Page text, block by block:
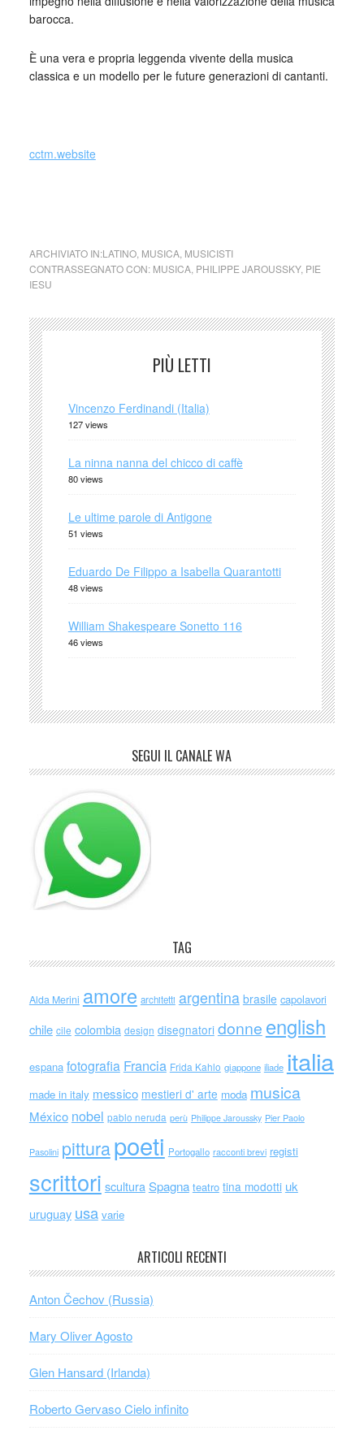
barocca.
È una vera e propria leggenda vivente della musica
classica e un modello per le future generazioni di cantanti.
cctm.website
ARCHIVIATO IN:LATINO, MUSICA, MUSICISTI
CONTRASSEGNATO CON: MUSICA, PHILIPPE JAROUSSKY, PIE
IESU
PIÙ LETTI
Vincenzo Ferdinandi (Italia)
127 views
La ninna nanna del chicco di caffè
80 views
Le ultime parole di Antigone
51 views
Eduardo De Filippo a Isabella Quarantotti
48 views
William Shakespeare Sonetto 116
46 views
SEGUI IL CANALE WA
TAG
Alda Merini amore architetti argentina brasile capolavori
chile cile colombia design disegnatori donne english
espana fotografia Francia Frida Kahlo giappone iliade italia
made in italy messico mestieri d' arte moda musica
México nobel pablo neruda perù Philippe Jaroussky Pier Paolo
Pasolini pitturapoeti Portogallo racconti brevi registi
scrittori scultura Spagna teatro tina modotti uk
uruguay usa varie
ARTICOLI RECENTI
Anton Čechov (Russia)
Mary Oliver Agosto
Glen Hansard (Irlanda)
Roberto Gervaso Cielo infinito